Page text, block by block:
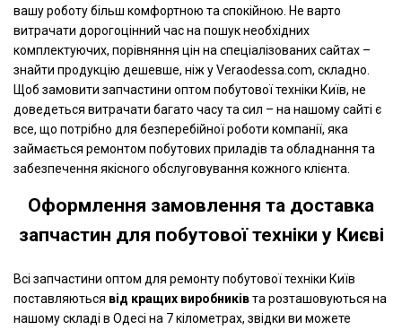
вашу роботу більш комфортною та спокійною. Не варто
витрачати дорогоцінний час на пошук необхідних
комплектуючих, порівняння цін на спеціалізованих сайтах –
знайти продукцію дешевше, ніж у Veraodessa.com, складно.
Щоб замовити запчастини оптом побутової техніки Київ, не
доведеться витрачати багато часу та сил – на нашому сайті є
все, що потрібно для безперебійної роботи компанії, яка
займається ремонтом побутових приладів та обладнання та
забезпечення якісного обслуговування кожного клієнта.
Оформлення замовлення та доставка
запчастин для побутової техніки у Києві
Всі запчастини оптом для ремонту побутової техніки Київ
поставляються від кращих виробниківта розташовуються на
нашому складі в Одесі на 7 кілометрах, звідки ви можете